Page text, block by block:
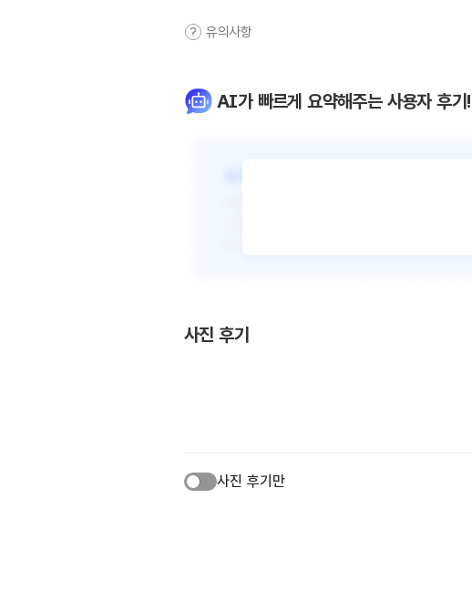
유의사항
AI가 빠르게 요약해주는 사용자 후기!
사진 후기
사진 후기만